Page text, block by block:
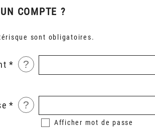
COMPTE ?
sont obligatoires.
?
?
Afficher mot de passe